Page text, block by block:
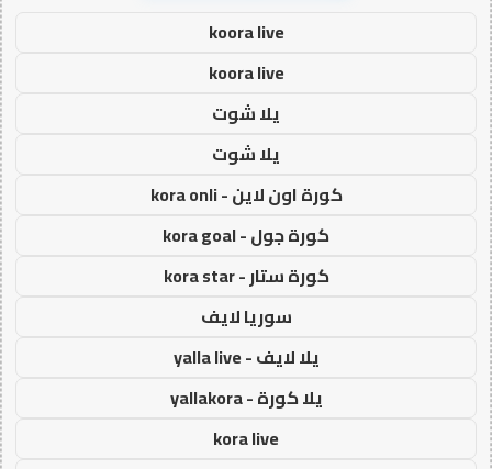
koora live
koora live
يلا شوت
يلا شوت
كورة اون لاين - kora onli
كورة جول - kora goal
كورة ستار - kora star
سوريا لايف
يلا لايف - yalla live
يلا كورة - yallakora
kora live